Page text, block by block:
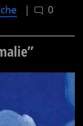
|
0